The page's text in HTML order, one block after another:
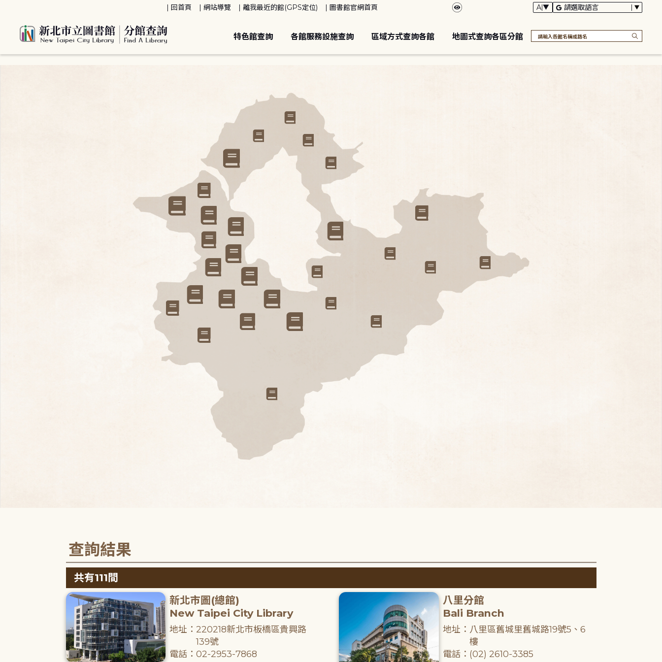
回首頁 網站導覽 離我最近的館(GPS定位) 圖書館官網首頁
特色館查詢 各館服務設施查詢 區域方式查詢各館 地圖式查詢各區分館
查詢結果
共有111間
新北市圖(總館)
New Taipei City Library
地址：220218新北市板橋區貴興路
139號
電話：02-2953-7868
八里分館
Bali Branch
地址：八里區舊城里舊城路19號5、6
樓
電話：(02) 2610-3385